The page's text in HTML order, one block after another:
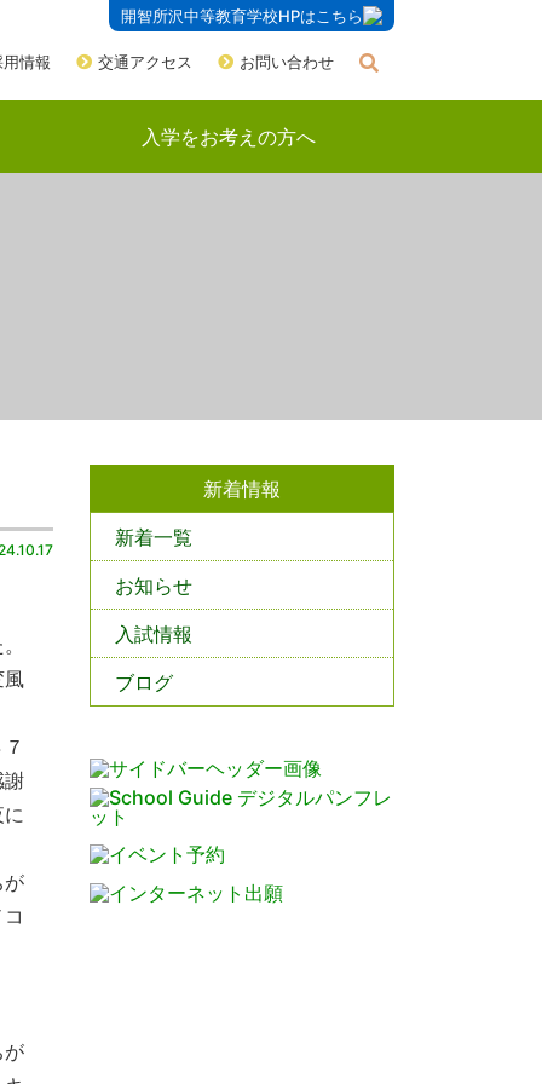
開智所沢中等教育学校HPはこちら
用情報 交通アクセス お問い合わせ
入学をお考えの方へ
新着情報
新着一覧
お知らせ
入試情報
ブログ
風
謝
が
が